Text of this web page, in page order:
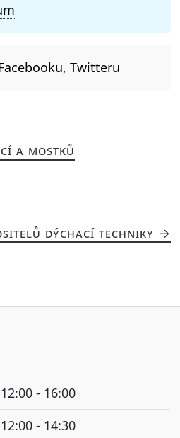
, Twitteru
A MOSTKŮ
DÝCHACÍ TECHNIKY
- 16:00
- 14:30